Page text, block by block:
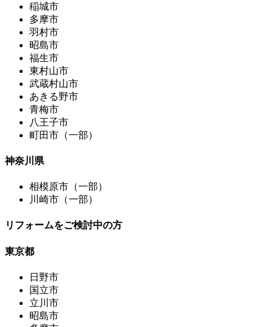
稲城市
多摩市
羽村市
昭島市
福生市
東村山市
武蔵村山市
あきる野市
青梅市
八王子市
町田市（一部）
神奈川県
相模原市（一部）
川崎市（一部）
リフォームをご検討中の方
東京都
日野市
国立市
立川市
昭島市